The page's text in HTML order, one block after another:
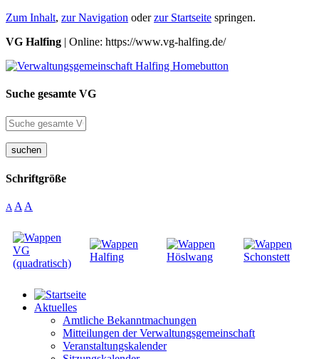
Zum Inhalt, zur Navigation oderzur Startseite springen.
VG Halfing | Online: https://www.vg-halfing.de/
Suche gesamte VG
suchen
Schriftgröße
A A A
Aktuelles
Amtliche Bekanntmachungen
Mitteilungen der Verwaltungsgemeinschaft
Veranstaltungskalender